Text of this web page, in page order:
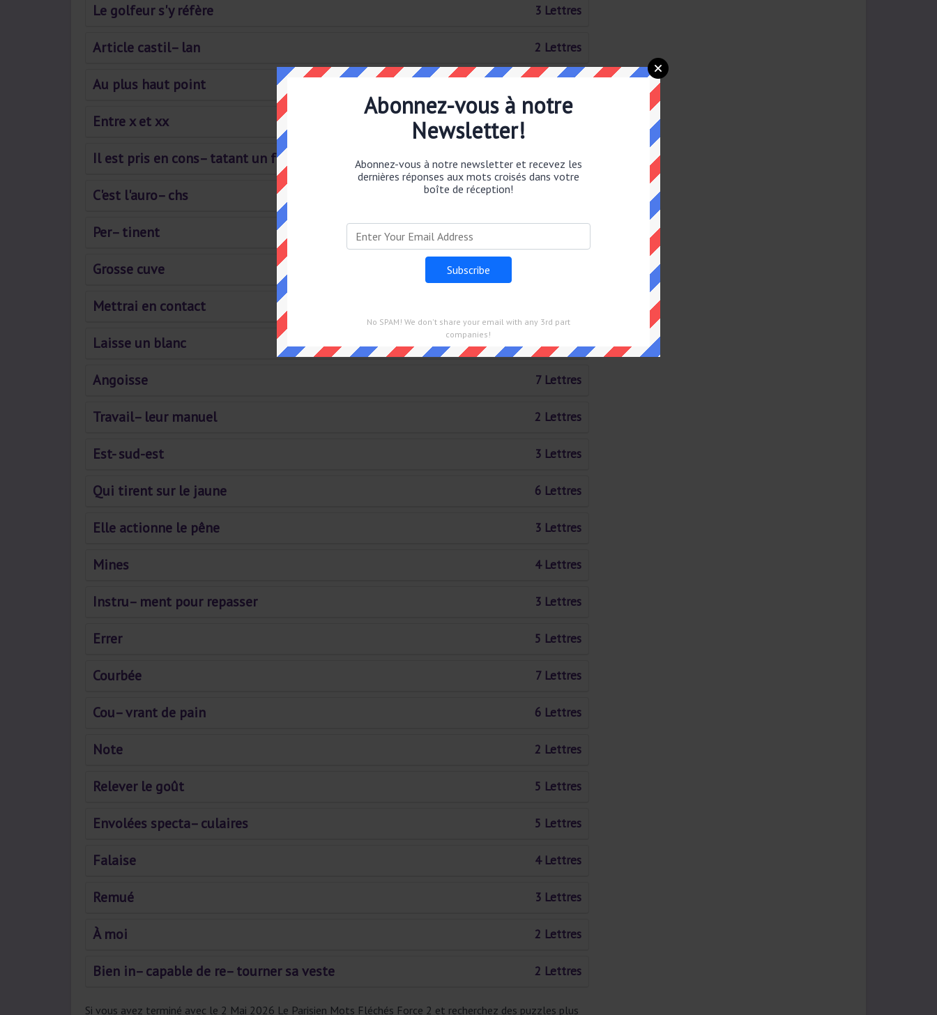
Le golfeur s'y réfère 3 Lettres
Article castil– lan 2 Lettres
Au plus haut point
Entre x et xx
Il est pris en cons– tatant un fait 4 Lettres
C'est l'auro– chs
Per– tinent
Grosse cuve
Mettrai en contact
Laisse un blanc 3 Lettres
Angoisse 7 Lettres
Travail– leur manuel 2 Lettres
Est- sud-est 3 Lettres
Qui tirent sur le jaune 6 Lettres
Elle actionne le pêne 3 Lettres
Mines 4 Lettres
Instru– ment pour repasser 3 Lettres
Errer 5 Lettres
Courbée 7 Lettres
Cou– vrant de pain 6 Lettres
Note 2 Lettres
Relever le goût 5 Lettres
Envolées specta– culaires 5 Lettres
Falaise 4 Lettres
Remué 3 Lettres
À moi 2 Lettres
Bien in– capable de re– tourner sa veste 2 Lettres
Si vous avez terminé avec le 2 Mai 2026 Le Parisien Mots Fléchés Force 2 et recherchez des puzzles plus
Abonnez-vous à notre
Newsletter!
Abonnez-vous à notre newsletter et recevez les
dernières réponses aux mots croisés dans votre
boîte de réception!
No SPAM! We don't share your email with any 3rd part
companies!